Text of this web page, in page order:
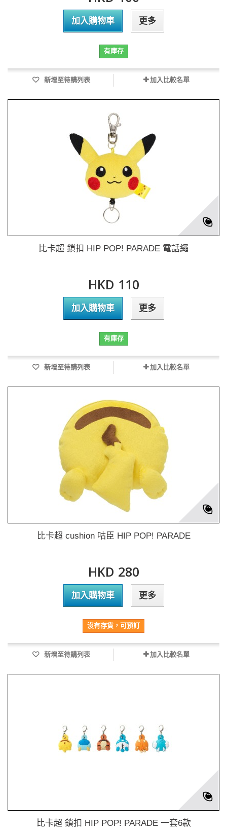
加入購物車 更多
有庫存
新增至待購列表 加入比較名單
比卡超 鎖扣 HIP POP! PARADE 電話繩
HKD 110
加入購物車 更多
有庫存
新增至待購列表 加入比較名單
比卡超 cushion 咕臣 HIP POP! PARADE
HKD 280
加入購物車 更多
沒有存貨，可預訂
新增至待購列表 加入比較名單
比卡超 鎖扣 HIP POP! PARADE 一套6款